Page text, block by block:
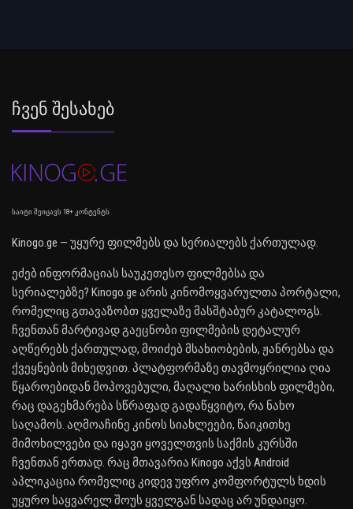
Ჩვენ Შესახებ
საიტი შეიცავს 18+ კონტენტს
Kinogo.ge — უყურე ფილმებს და სერიალებს ქართულად.
ეძებ ინფორმაციას საუკეთესო ფილმებსა და
სერიალებზე? Kinogo.ge არის კინომოყვარულთა პორტალი,
რომელიც გთავაზობთ ყველაზე მასშტაბურ კატალოგს.
ჩვენთან მარტივად გაეცნობი ფილმების დეტალურ
აღწერებს ქართულად, მოიძებ მსახიობების, ჟანრებსა და
ქვეყნების მიხედვით. პლატფორმაზე თავმოყრილია ღია
წყაროებიდან მოპოვებული, მაღალი ხარისხის ფილმები,
რაც დაგეხმარება სწრაფად გადაწყვიტო, რა ნახო
საღამოს. აღმოაჩინე კინოს სიახლეები, წაიკითხე
მიმოხილვები და იყავი ყოველთვის საქმის კურსში
ჩვენთან ერთად. რაც მთავარია Kinogo აქვს Android
აპლიკაცია რომელიც კიდევ უფრო კომფორტულს ხდის
უყურო საყვარელ შოუს ყველგან სადაც არ უნდაიყო.